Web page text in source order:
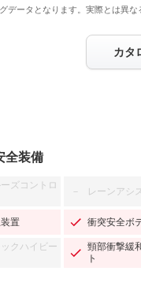
データとなります。実際とは異な
カタ
全装備
ズコントロ
－ レーンアシ
置 衝突安全ボ
クハイビー
頸部衝撃緩
ト